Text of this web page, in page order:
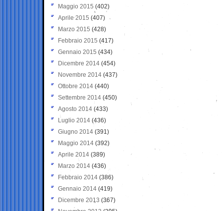
Maggio 2015 (402)
Aprile 2015 (407)
Marzo 2015 (428)
Febbraio 2015 (417)
Gennaio 2015 (434)
Dicembre 2014 (454)
Novembre 2014 (437)
Ottobre 2014 (440)
Settembre 2014 (450)
Agosto 2014 (433)
Luglio 2014 (436)
Giugno 2014 (391)
Maggio 2014 (392)
Aprile 2014 (389)
Marzo 2014 (436)
Febbraio 2014 (386)
Gennaio 2014 (419)
Dicembre 2013 (367)